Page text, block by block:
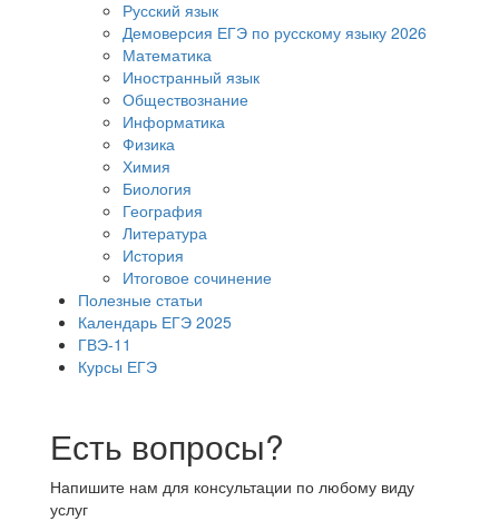
Русский язык
Демоверсия ЕГЭ по русскому языку 2026
Математика
Иностранный язык
Обществознание
Информатика
Физика
Химия
Биология
География
Литература
История
Итоговое сочинение
Полезные статьи
Календарь ЕГЭ 2025
ГВЭ-11
Курсы ЕГЭ
Есть вопросы?
Напишите нам для консультации по любому виду
услуг